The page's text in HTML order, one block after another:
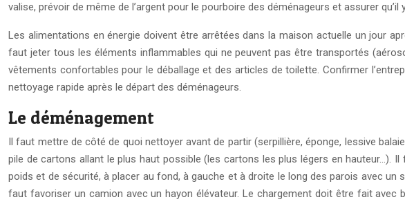
valise, prévoir de même de l’argent pour le pourboire des déménageurs et assurer
Les alimentations en énergie doivent être arrêtées dans la maison actuelle un jour
faut jeter tous les éléments inflammables qui ne peuvent pas être transportés
vêtements confortables pour le déballage et des articles de toilette. Confirmer
nettoyage rapide après le départ des déménageurs.
Le déménagement
Il faut mettre de côté de quoi nettoyer avant de partir (serpillière, éponge, lessive
pile de cartons allant le plus haut possible (les cartons les plus légers en
poids et de sécurité, à placer au fond, à gauche et à droite le long des parois avec
faut favoriser un camion avec un hayon élévateur. Le chargement doit être fait avec